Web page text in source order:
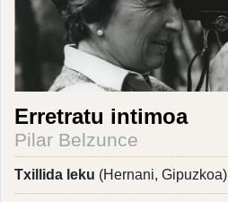
Erretratu intimoa
Pilar Belzunce
Txillida leku (Hernani, Gipuzkoa)